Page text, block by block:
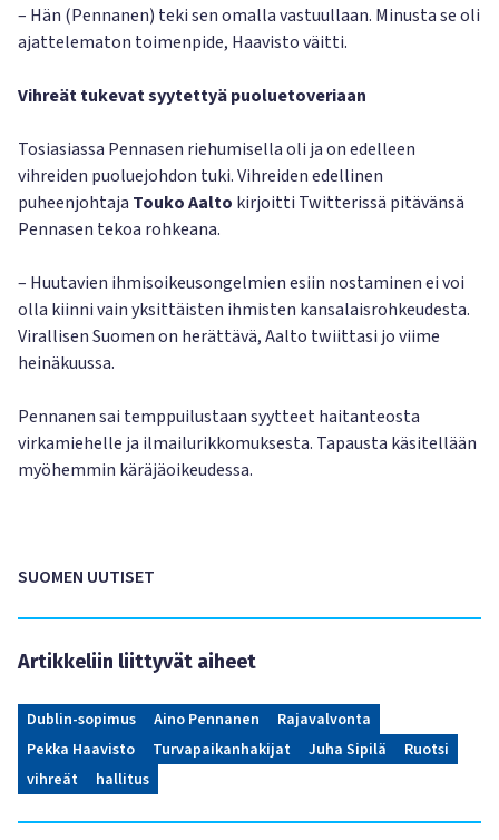
– Hän (Pennanen) teki sen omalla vastuullaan. Minusta se oli
ajattelematon toimenpide, Haavisto väitti.
Vihreät tukevat syytettyä puoluetoveriaan
Tosiasiassa Pennasen riehumisella oli ja on edelleen
vihreiden puoluejohdon tuki. Vihreiden edellinen
puheenjohtaja Touko Aalto kirjoitti Twitterissä pitävänsä
Pennasen tekoa rohkeana.
– Huutavien ihmisoikeusongelmien esiin nostaminen ei voi
olla kiinni vain yksittäisten ihmisten kansalaisrohkeudesta.
Virallisen Suomen on herättävä, Aalto twiittasi jo viime
heinäkuussa.
Pennanen sai temppuilustaan syytteet haitanteosta
virkamiehelle ja ilmailurikkomuksesta. Tapausta käsitellään
myöhemmin käräjäoikeudessa.
SUOMEN UUTISET
Artikkeliin liittyvät aiheet
Dublin-sopimus Aino Pennanen
Rajavalvonta
Pekka Haavisto
Turvapaikanhakijat Juha Sipilä
Ruotsi
vihreät
hallitus